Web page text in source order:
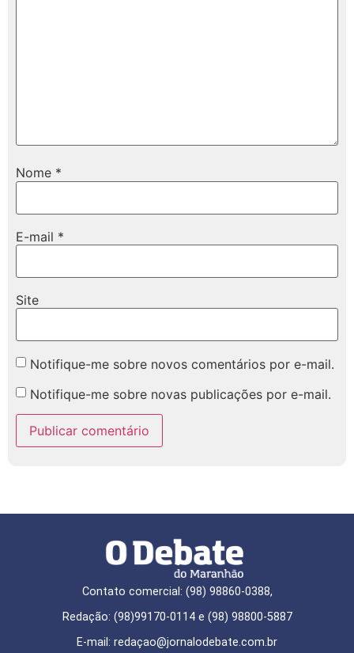
Nome *
E-mail *
Site
Notifique-me sobre novos comentários por e-mail.
Notifique-me sobre novas publicações por e-mail.
Contato comercial: (98) 98860-0388,
Redação: (98)99170-0114 e (98) 98800-5887
E-mail: redaçao@jornalodebate.com.br